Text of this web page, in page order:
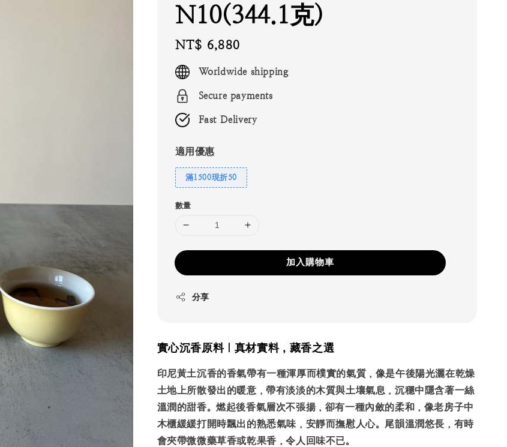
N10(344.1克)
Regular
price
NT$ 6,880
Worldwide shipping
Secure payments
Fast Delivery
適用優惠
滿1500現折50
數量
加入購物車
分享
實心沉香原料｜真材實料，藏香之選
印尼黃土沉香的香氣帶有一種渾厚而樸實的氣質，像是午後陽光灑在乾燥
土地上所散發出的暖意，帶有淡淡的木質與土壤氣息，沉穩中隱含著一絲
溫潤的甜香。燃起後香氣層次不張揚，卻有一種內斂的柔和，像老房子中
木櫃緩緩打開時飄出的熟悉氣味，安靜而撫慰人心。尾韻溫潤悠長，有時
會夾帶微微藥草香或乾果香，令人回味不已。